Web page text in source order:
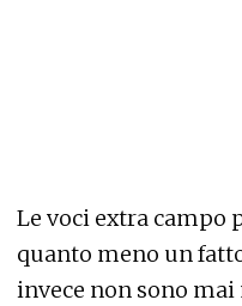
Le voci extra campo
quanto meno un
invece non sono mai